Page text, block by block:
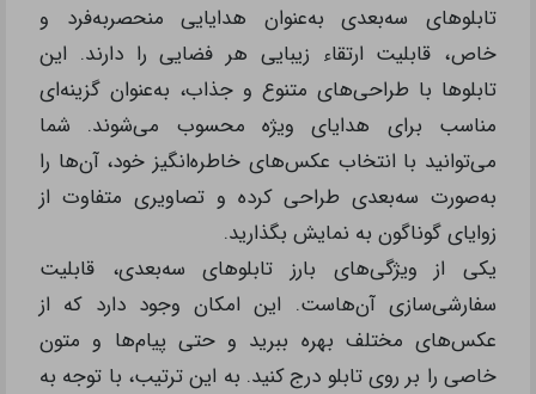
تابلوهای سه‌بعدی به‌عنوان هدایایی منحصربه‌فرد و
خاص، قابلیت ارتقاء زیبایی هر فضایی را دارند. این
تابلوها با طراحی‌های متنوع و جذاب، به‌عنوان گزینه‌ای
مناسب برای هدایای ویژه محسوب می‌شوند. شما
می‌توانید با انتخاب عکس‌های خاطره‌انگیز خود، آن‌ها را
به‌صورت سه‌بعدی طراحی کرده و تصاویری متفاوت از
زوایای گوناگون به نمایش بگذارید.
یکی از ویژگی‌های بارز تابلوهای سه‌بعدی، قابلیت
سفارشی‌سازی آن‌هاست. این امکان وجود دارد که از
عکس‌های مختلف بهره ببرید و حتی پیام‌ها و متون
خاصی را بر روی تابلو درج کنید. به این ترتیب، با توجه به